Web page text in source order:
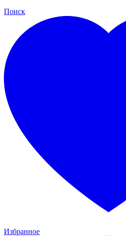
Поиск
Избранное